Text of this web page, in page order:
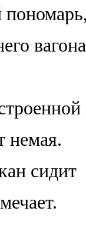
немая.
сидит